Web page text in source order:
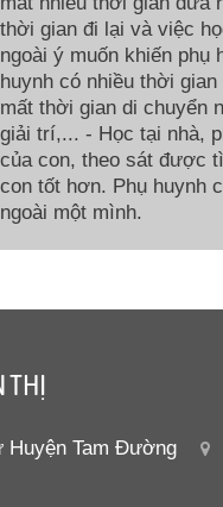
thời gian đi lại và việc
ngoài ý muốn khiến phụ
huynh có nhiều thời
mất thời gian di chuyển
giải trí,... - Học tại nhà,
của con, theo sát được
con tốt hơn. Phụ huynh
ngoài một mình.
THỊ
Huyện Tam Đường